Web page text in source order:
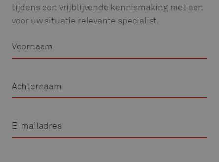
tijdens een vrijblijvende kennismaking met een
voor uw situatie relevante specialist.
mailadres